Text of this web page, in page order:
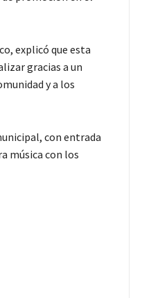
explicó que esta
gracias a un
y a los
con entrada
música con los